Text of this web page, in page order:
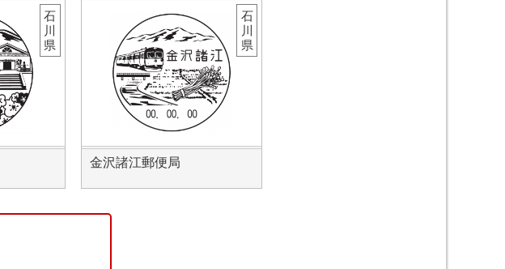
石
川
県
金沢諸江郵便局
石
川
県